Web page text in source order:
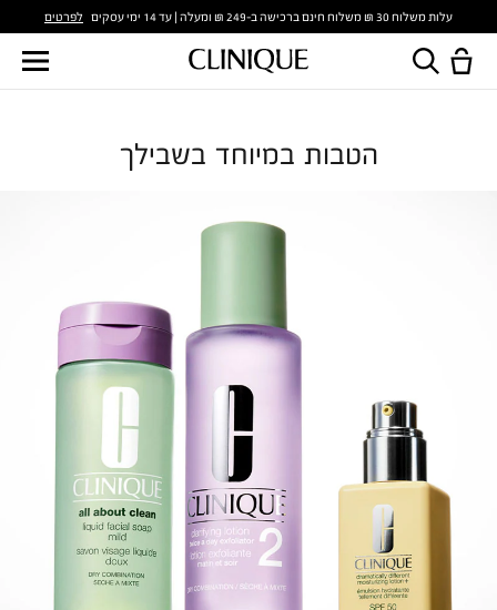
עלות משלוח 30 ₪ משלוח חינם ברכישה ב-249 ₪ ומעלה | עד 14 ימי עסקים לפרטים
הטבות במיוחד בשבילך